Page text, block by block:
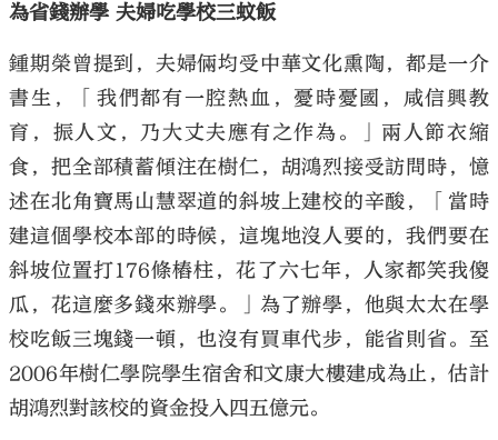
為省錢辦學 夫婦吃學校三蚊飯
鍾期榮曾提到，夫婦倆均受中華文化熏陶，都是一介
書生，「我們都有一腔熱血，憂時憂國，咸信興教
育，振人文，乃大丈夫應有之作為。」兩人節衣縮
食，把全部積蓄傾注在樹仁，胡鴻烈接受訪問時，憶
述在北角寶馬山慧翠道的斜坡上建校的辛酸，「當時
建這個學校本部的時候，這塊地沒人要的，我們要在
斜坡位置打176條樁柱，花了六七年，人家都笑我傻
瓜，花這麼多錢來辦學。」為了辦學，他與太太在學
校吃飯三塊錢一頓，也沒有買車代步，能省則省。至
2006年樹仁學院學生宿舍和文康大樓建成為止，估計
胡鴻烈對該校的資金投入四五億元。